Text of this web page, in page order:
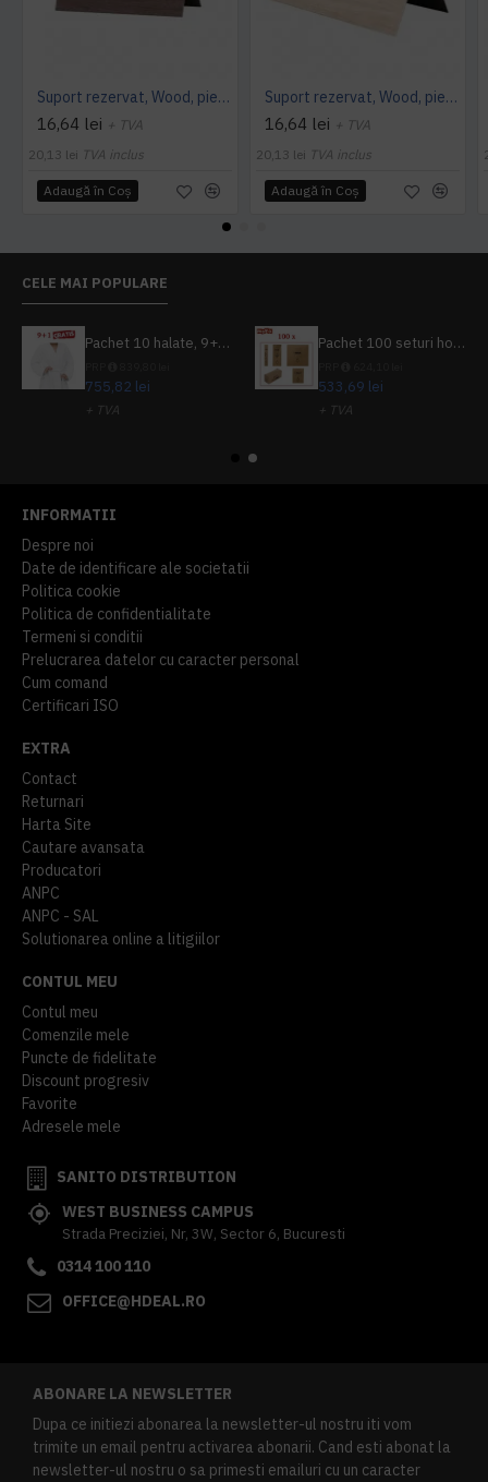
Suport rezervat, Wood, piele PU interior/exterior, lavabila, maro
16,64 lei + TVA
20,13 lei TVA inclus
Adaugă în Coş
Suport rezervat, Wood, piele PU interior/exterior, lavabila, bej
16,64 lei + TVA
20,13 lei TVA inclus
Adaugă în Coş
CELE MAI POPULARE
Pachet 10 halate, 9+1 gratuit
755,82 lei
+ TVA
Pachet 100 seturi hoteliere, set dentar, set barbierit, casca de dus, pila unghii, set cusut
533,69 lei
+ TVA
INFORMATII
Despre noi
Date de identificare ale societatii
Politica cookie
Politica de confidentialitate
Termeni si conditii
Prelucrarea datelor cu caracter personal
Cum comand
Certificari ISO
EXTRA
Contact
Returnari
Harta Site
Cautare avansata
Producatori
ANPC
ANPC - SAL
Solutionarea online a litigiilor
CONTUL MEU
Contul meu
Comenzile mele
Puncte de fidelitate
Discount progresiv
Favorite
Adresele mele
SANITO DISTRIBUTION
WEST BUSINESS CAMPUS
Strada Preciziei, Nr, 3W, Sector 6, Bucuresti
0314 100 110
OFFICE@HDEAL.RO
ABONARE LA NEWSLETTER
Dupa ce initiezi abonarea la newsletter-ul nostru iti vom
trimite un email pentru activarea abonarii. Cand esti abonat la
newsletter-ul nostru o sa primesti emailuri cu un caracter